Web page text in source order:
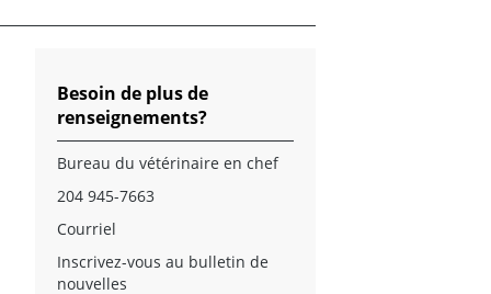
Besoin de plus de
renseignements?
Bureau du vétérinaire en chef
204 945-7663
Courriel
Inscrivez-vous au bulletin de
nouvelles